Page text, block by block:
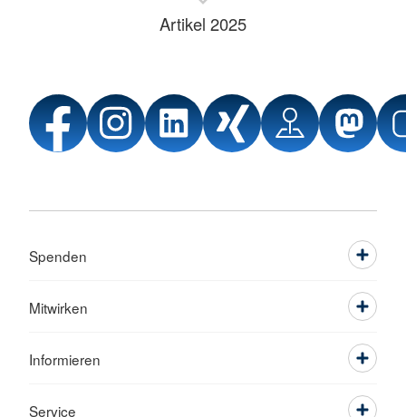
Artikel 2025
Spenden
Mitwirken
Informieren
Service